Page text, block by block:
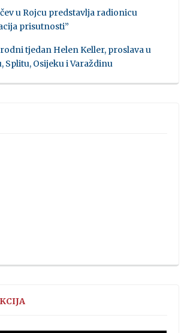
u Rojcu predstavlja radionicu
prisutnosti”
tjedan Helen Keller, proslava u
Splitu, Osijeku i Varaždinu